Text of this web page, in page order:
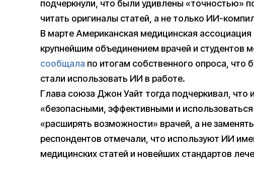
подчеркнули, что были удивлены «точностью»
читать оригиналы статей, а не только ИИ-
В марте Американская медицинская ассоциация
крупнейшим объединением врачей и студентов
сообщала по итогам собственного опроса, что
стали использовать ИИ в работе.
Глава союза Джон Уайт тогда подчеркивал,
«безопасными, эффективными и
«расширять возможности» врачей, а не
респондентов отмечали, что используют ИИ
медицинских статей и новейших стандартов